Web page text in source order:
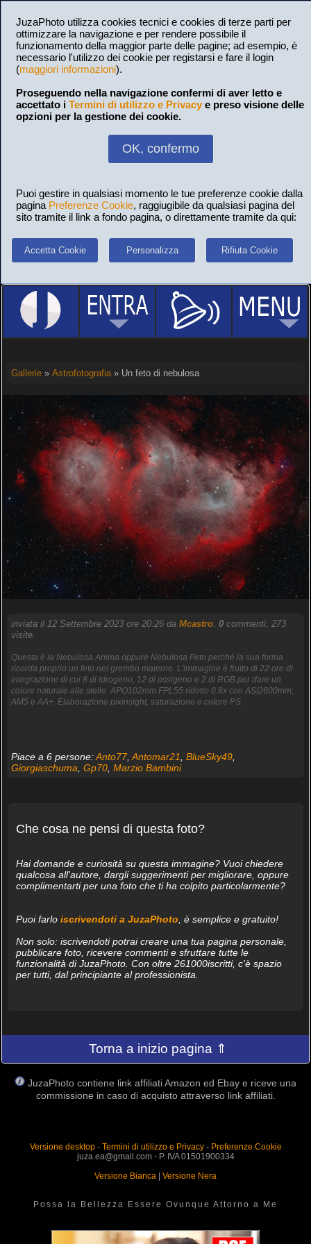
JuzaPhoto utilizza cookies tecnici e cookies di terze parti per
ottimizzare la navigazione e per rendere possibile il
funzionamento della maggior parte delle pagine; ad esempio, è
necessario l'utilizzo dei cookie per registarsi e fare il login
(maggiori informazioni).
Proseguendo nella navigazione confermi di aver letto e
accettato i Termini di utilizzo e Privacy e preso visione delle
opzioni per la gestione dei cookie.
OK, confermo
Puoi gestire in qualsiasi momento le tue preferenze cookie dalla
pagina Preferenze Cookie, raggiugibile da qualsiasi pagina del
sito tramite il link a fondo pagina, o direttamente tramite da qui:
Accetta Cookie Personalizza Rifiuta Cookie
Gallerie» Astrofotografia» Un feto di nebulosa
inviata il 12 Settembre 2023 ore 20:26 da Mcastro. 0commenti, 273
visite.
Questa è la Nebulosa Anima oppure Nebulosa Feto perché la sua forma
ricorda proprio un feto nel grembo materno. L'immagine è frutto di 22 ore di
integrazione di cui 8 di idrogeno, 12 di ossigeno e 2 di RGB per dare un
colore naturale alle stelle. APO102mm FPL55 ridotto 0.8x con ASI2600mm,
AM5 e AA+. Elaborazione pixinsight, saturazione e colore PS.
Piace a 6 persone:Anto77, Antomar21 BlueSky49,
Giorgiaschuma Gp70, Marzio Bambini
Che cosa ne pensi di questa foto?
Hai domande e curiosità su questa immagine? Vuoi chiedere
qualcosa all'autore, dargli suggerimenti per migliorare, oppure
complimentarti per una foto che ti ha colpito particolarmente?
Puoi farlo iscrivendoti a JuzaPhoto , è semplice e gratuito!
Non solo: iscrivendoti potrai creare una tua pagina personale,
pubblicare foto, ricevere commenti e sfruttare tutte le
funzionalità di JuzaPhoto. Con oltre 261000iscritti, c'è spazio
per tutti, dal principiante al professionista.
Torna a inizio pagina ⇑
JuzaPhoto contiene link affiliati Amazon ed Ebay e riceve una
commissione in caso di acquisto attraverso link affiliati.
Versione desktop- Termini di utilizzo e Privacy- Preferenze Cookie
juza.ea@gmail.com - P. IVA 01501900334
Versione Bianca
Versione Nera
Possa la Bellezza Essere Ovunque Attorno a Me